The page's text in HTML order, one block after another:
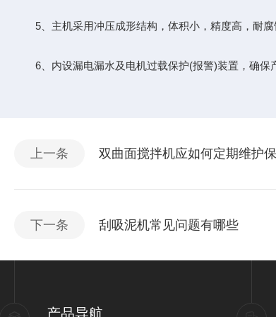
5、主机采用冲压成形结构，体积小，精度高，耐腐
6、内设漏电漏水及电机过载保护(报警)装置，确保
上一条 双曲面搅拌机应如何定期维护
下一条 刮吸泥机常见问题有哪些
产品导航